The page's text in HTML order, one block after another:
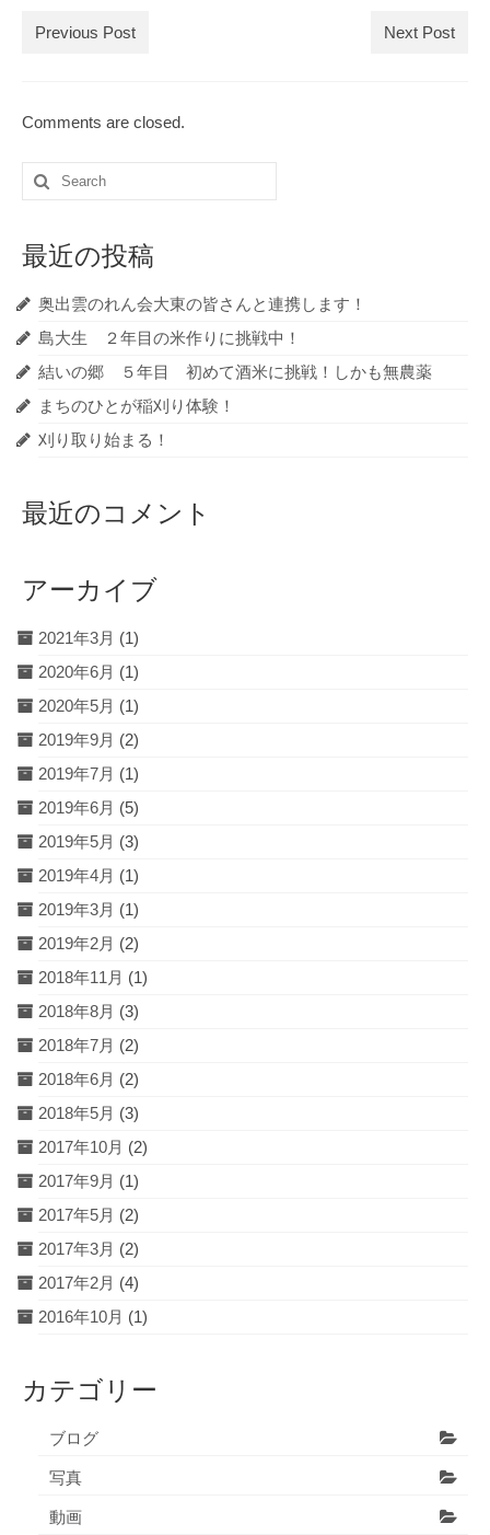
Previous Post Next Post
Comments are closed.
Search
for:
最近の投稿
奥出雲のれん会大東の皆さんと連携します！
島大生 ２年目の米作りに挑戦中！
結いの郷 ５年目 初めて酒米に挑戦！しかも無農薬
まちのひとが稲刈り体験！
刈り取り始まる！
最近のコメント
アーカイブ
2021年3月 (1)
2020年6月 (1)
2020年5月 (1)
2019年9月 (2)
2019年7月 (1)
2019年6月 (5)
2019年5月 (3)
2019年4月 (1)
2019年3月 (1)
2019年2月 (2)
2018年11月 (1)
2018年8月 (3)
2018年7月 (2)
2018年6月 (2)
2018年5月 (3)
2017年10月 (2)
2017年9月 (1)
2017年5月 (2)
2017年3月 (2)
2017年2月 (4)
2016年10月 (1)
カテゴリー
ブログ
写真
動画